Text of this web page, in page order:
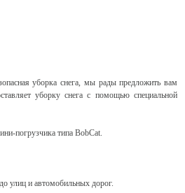
уборка снега, мы рады предложить вам
уборку снега с помощью специальной
погрузчика типа BobCat.
улиц и автомобильных дорог.